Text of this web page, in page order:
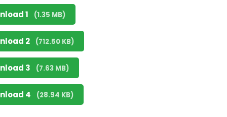
1 (1.35 MB)
2 (712.50 KB)
3 (7.63 MB)
4 (28.94 KB)